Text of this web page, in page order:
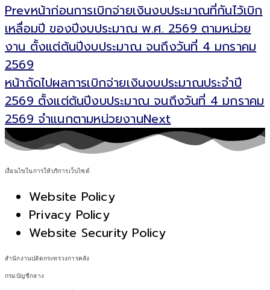
Prevหน้าก่อนการเบิกจ่ายเงินงบประมาณที่กันไว้เบิก
เหลื่อมปี ของปีงบประมาณ พ.ศ. 2569 ตามหน่วย
งาน ตั้งแต่ต้นปีงบประมาณ จนถึงวันที่ 4 มกราคม
2569
หน้าถัดไปผลการเบิกจ่ายเงินงบประมาณประจำปี
2569 ตั้งแต่ต้นปีงบประมาณ จนถึงวันที่ 4 มกราคม
2569 จำแนกตามหน่วยงานNext
เงื่อนไขในการให้บริการเว็บไซต์
Website Policy
Privacy Policy
Website Security Policy
สำนักงานปลัดกระทรวงการคลัง
กรมบัญชีกลาง